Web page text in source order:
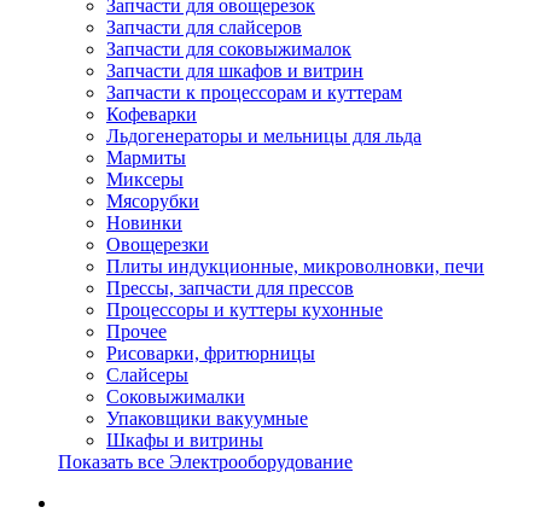
Запчасти для овощерезок
Запчасти для слайсеров
Запчасти для соковыжималок
Запчасти для шкафов и витрин
Запчасти к процессорам и куттерам
Кофеварки
Льдогенераторы и мельницы для льда
Мармиты
Миксеры
Мясорубки
Новинки
Овощерезки
Плиты индукционные, микроволновки, печи
Прессы, запчасти для прессов
Процессоры и куттеры кухонные
Прочее
Рисоварки, фритюрницы
Слайсеры
Соковыжималки
Упаковщики вакуумные
Шкафы и витрины
Показать все Электрооборудование